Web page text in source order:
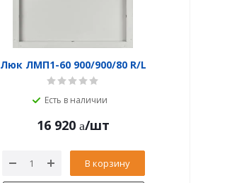
Люк ЛМП1-60 900/900/80 R/L
Есть в наличии
16 920 /шт
В корзину